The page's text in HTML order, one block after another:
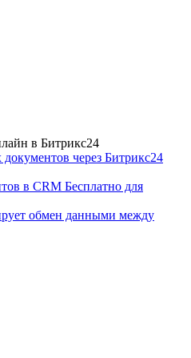
в Битрикс24
через Битрикс24
в CRM Бесплатно для
обмен данными между